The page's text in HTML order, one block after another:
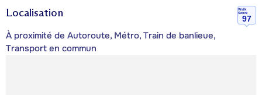
Localisation
Walk
Score
97
À proximité de Autoroute, Métro, Train de banlieue,
Transport en commun